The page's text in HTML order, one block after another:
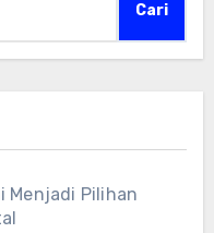
Cari
Menjadi Pilihan